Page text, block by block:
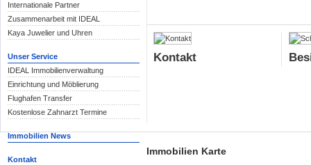
Internationale Partner
Zusammenarbeit mit IDEAL
Kaya Juwelier und Uhren
Unser Service
IDEAL Immobilienverwaltung
Einrichtung und Möblierung
Flughafen Transfer
Kostenlose Zahnarzt Termine
Immobilien News
Kontakt
Kontakt
Immobilien Karte